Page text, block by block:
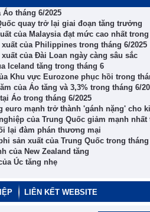
Áo tháng 6/2025
quay trở lại giai đoạn tăng trưởng
của Malaysia đạt mức cao nhất trong
của Philippines trong tháng 6/2025
của Đài Loan ngày càng sâu sắc
Iceland tăng trong tháng 6
Khu vực Eurozone phục hồi trong
của Áo tăng và 3,3% trong tháng 6/
Áo trong tháng 6/2025
euro mạnh trở thành 'gánh nặng' cho
của Trung Quốc giảm mạnh nhất
lại đàm phán thương mại
sản xuất của Trung Quốc trong tháng
của New Zealand tăng
Úc tăng nhẹ
LIÊN KẾT WEBSITE